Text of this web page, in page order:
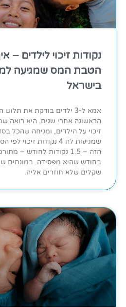
נקודות זיכוי לילדים –
הטבת המס שמגיעה
בישראל
אמא ל-3 ילדים בודקת את
זיכוי על הילדים, ומניחה שהכל
שמגיעות לה 4 נקודות
שקלים שלא חוזרים אליה.